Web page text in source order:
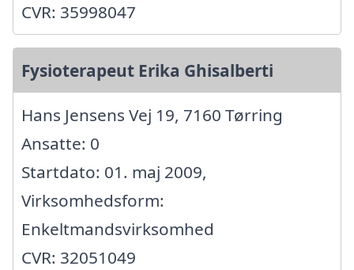
CVR: 35998047
Fysioterapeut Erika Ghisalberti
Hans Jensens Vej 19, 7160 Tørring
Ansatte: 0
Startdato: 01. maj 2009,
Virksomhedsform:
Enkeltmandsvirksomhed
CVR: 32051049